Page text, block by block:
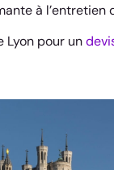
à l’entretien
Lyon pour un